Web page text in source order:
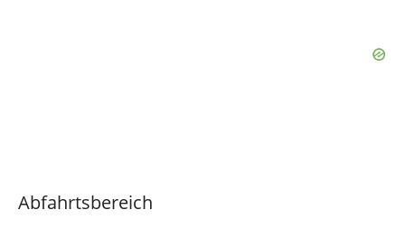
Abfahrtsbereich